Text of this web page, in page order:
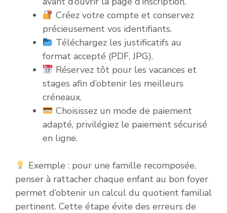
Créez votre compte et conservez
précieusement vos identifiants.
Téléchargez les justificatifs au
format accepté (PDF, JPG).
Réservez tôt pour les vacances et
stages afin d’obtenir les meilleurs
créneaux.
Choisissez un mode de paiement
adapté, privilégiez le paiement sécurisé
en ligne.
Exemple : pour une famille recomposée,
penser à rattacher chaque enfant au bon foyer
permet d’obtenir un calcul du quotient familial
pertinent. Cette étape évite des erreurs de